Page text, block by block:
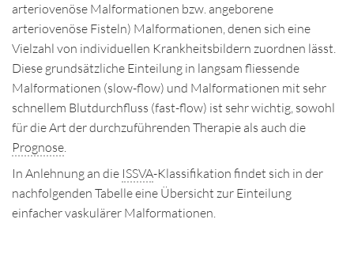
Impressum
Kontakt
Deutsch English
arteriovenöse Malformationen bzw. angeborene
arteriovenöse Fisteln) Malformationen, denen sich eine
Vielzahl von individuellen Krankheitsbildern zuordnen lässt.
Diese grundsätzliche Einteilung in langsam fliessende
Malformationen (slow-flow) und Malformationen mit sehr
schnellem Blutdurchfluss (fast-flow) ist sehr wichtig, sowohl
für die Art der durchzuführenden Therapie als auch die
Prognose.
In Anlehnung an die ISSVA-Klassifikation findet sich in der
nachfolgenden Tabelle eine Übersicht zur Einteilung
einfacher vaskulärer Malformationen.